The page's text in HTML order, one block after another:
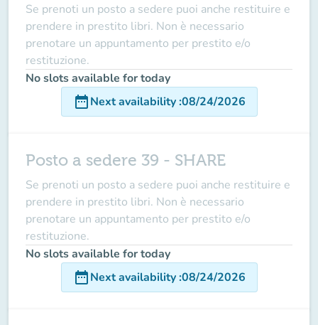
Se prenoti un posto a sedere puoi anche restituire e
prendere in prestito libri. Non è necessario
prenotare un appuntamento per prestito e/o
restituzione.
No slots available for today
date_rangeNext availability:08/24/2026
Posto a sedere 39 - SHARE
Se prenoti un posto a sedere puoi anche restituire e
prendere in prestito libri. Non è necessario
prenotare un appuntamento per prestito e/o
restituzione.
No slots available for today
date_rangeNext availability:08/24/2026